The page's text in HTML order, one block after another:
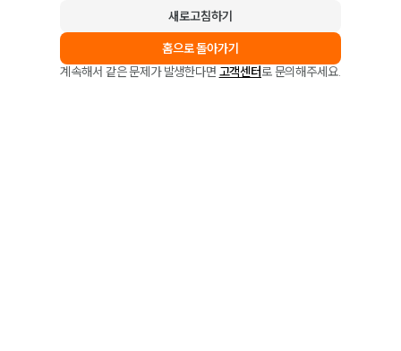
새로고침하기
홈으로 돌아가기
계속해서 같은 문제가 발생한다면 고객센터로 문의해주세요.